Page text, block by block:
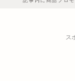
ス